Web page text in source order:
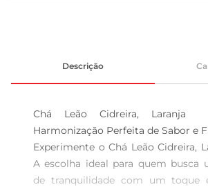
Descrição
Chá Leão Cidreira,
Harmonização Perfeita de Sabor e
Experimente o Chá Leão Cidreira,
A escolha ideal para quem busca
de tranquilidade com um toque